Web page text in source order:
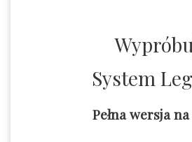
System
Pełna wersja